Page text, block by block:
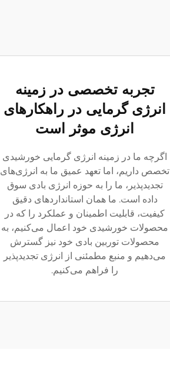
تجربه تخصصی در زمینه
انرژی گرمایی در راهکارهای
انرژی موثر است
اگرچه ما در زمینه انرژی گرمایی خورشیدی
تخصص داریم، اما تعهد عمیق ما به انرژی‌های
تجدیدپذیر، ما را به حوزه انرژی بادی سوق
داده است. ما همان استانداردهای دقیق
کیفیت، قابلیت اطمینان و عملکرد را که در
محصولات خورشیدی خود اعمال می‌کنیم، به
محصولات توربین بادی خود نیز گسترش
می‌دهیم و منبع مطمئنی از انرژی تجدیدپذیر
را فراهم می‌کنیم.